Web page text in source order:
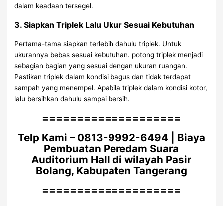
dalam keadaan tersegel.
3. Siapkan Triplek Lalu Ukur Sesuai Kebutuhan
Pertama-tama siapkan terlebih dahulu triplek. Untuk
ukurannya bebas sesuai kebutuhan. potong triplek menjadi
sebagian bagian yang sesuai dengan ukuran ruangan.
Pastikan triplek dalam kondisi bagus dan tidak terdapat
sampah yang menempel. Apabila triplek dalam kondisi kotor,
lalu bersihkan dahulu sampai bersih.
====================
Telp Kami – 0813-9992-6494 | Biaya
Pembuatan Peredam Suara
Auditorium Hall di wilayah Pasir
Bolang, Kabupaten Tangerang
====================